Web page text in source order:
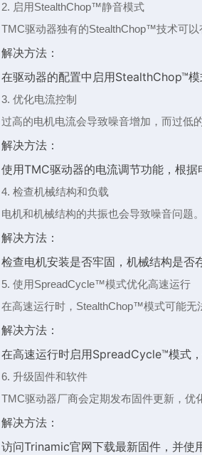
2. 启用StealthChop™静音模式
TMC驱动器独有的StealthChop™技术可以
解决方法：
在驱动器的配置中启用StealthChop™模
3. 优化电流控制
过高的电机电流会导致噪音增加，而过低
解决方法：
使用TMC驱动器的电流调节功能，根据
4. 检查机械结构和负载
电机和机械结构的共振也会导致噪音问题。
解决方法：
检查电机安装是否牢固，机械结构是否
5. 使用SpreadCycle™模式优化高速运行
在高速运行时，StealthChop™模式可能无
解决方法：
在高速运行时启用SpreadCycle™模式
6. 升级固件和软件
TMC驱动器厂商会定期发布固件更新，优
解决方法：
访问Trinamic官网下载最新固件，并使